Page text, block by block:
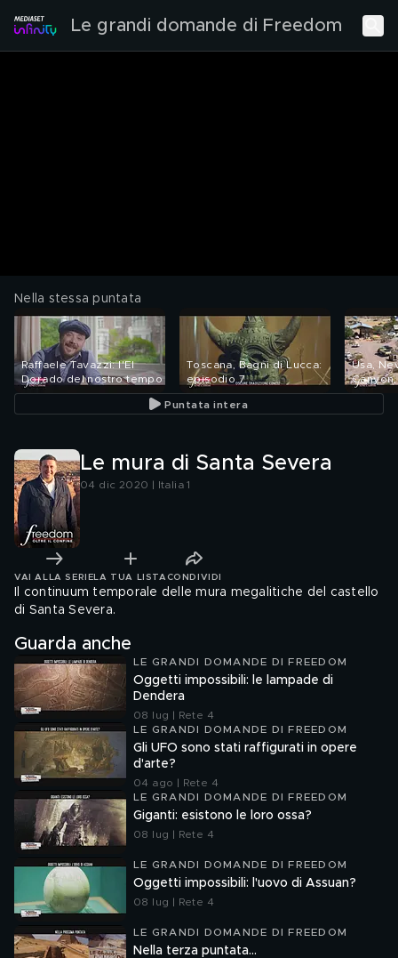
Le grandi domande di Freedom
Nella stessa puntata
Raffaele Tavazzi: l'El
Dorado del nostro tempo
Toscana, Bagni di Lucca:
episodio 7
Usa,
Puntata intera
Le mura di Santa Severa
04 dic 2020 | Italia 1
VAI ALLA SERIE LA TUA LISTA CONDIVIDI
Il continuum temporale delle mura megalitiche del castello
di Santa Severa.
Guarda anche
LE GRANDI DOMANDE DI FREEDOM
Oggetti impossibili: le lampade di
Dendera
08 lug | Rete 4
LE GRANDI DOMANDE DI FREEDOM
Gli UFO sono stati raffigurati in opere
d'arte?
04 ago | Rete 4
LE GRANDI DOMANDE DI FREEDOM
Giganti: esistono le loro ossa?
08 lug | Rete 4
LE GRANDI DOMANDE DI FREEDOM
Oggetti impossibili: l'uovo di Assuan?
08 lug | Rete 4
LE GRANDI DOMANDE DI FREEDOM
Nella terza puntata...